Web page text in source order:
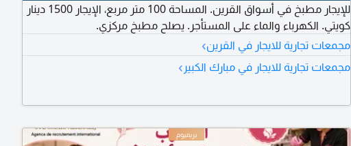
للإيجار مطبخ في أسواق القرين. المساحة 100 متر مربع، الإيجار 1500 دينار
كويتي. الكهرباء والماء على المستأجر. يصلح مطبخ مركزي.
مجمعات تجارية للايجار في القرين›
مجمعات تجارية للايجار في مبارك الكبير ›